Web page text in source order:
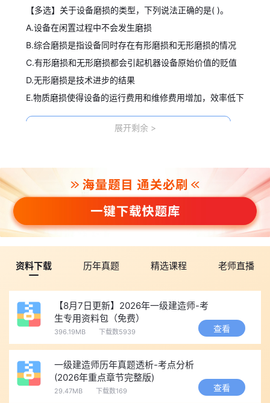
【多选】关于设备磨损的类型，下列说法正确的是( )。
A.设备在闲置过程中不会发生磨损
B.综合磨损是指设备同时存在有形磨损和无形磨损的情况
C.有形磨损和无形磨损都会引起机器设备原始价值的贬值
D.无形磨损是技术进步的结果
E.物质磨损使得设备的运行费用和维修费用增加，效率低下
查看答案解析
蚀，其主要发生的磨损类型是( )。
A.第I类有形磨损
C.第I类无形磨损
D.第Ⅱ类无形磨损
【单选】某设备一年前购入后闲置至今产生锈蚀，此间由于制
造工艺改进，使该种设备制造成本降低，其市场价格也随之下降那
么，该设备遭受了( )。
A.第I类有形磨损和第Ⅱ类无形磨损
B.第Ⅱ类有形磨损和第I类无形磨损
展开剩余
资料下载 历年真题 精选课程 老师直播
【8月7日更新】2026年一级建造师-考
生专用资料包（免费）
396.19MB 下载数5939 查看
一级建造师历年真题透析-考点分析
(2026年重点章节完整版)
29.47MB 下载数169 查看